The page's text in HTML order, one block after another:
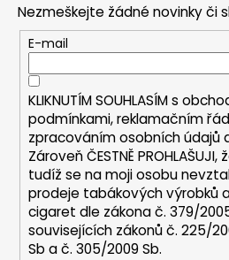
a
c
í
p
r
v
k
y
v
ý
p
i
Nezmeškejte žádné novinky či
E-mail
KLIKNUTÍM SOUHLASÍM s
podmínkami,reklamačním
zpracováním osobních údajů
Zároveň ČESTNĚ
tudíž se na moji osobu
prodeje tabákových výrobků
cigaret dle zákona č. 379/
souvisejících zákonů č. 225/
Sb a č. 305/2009 Sb.